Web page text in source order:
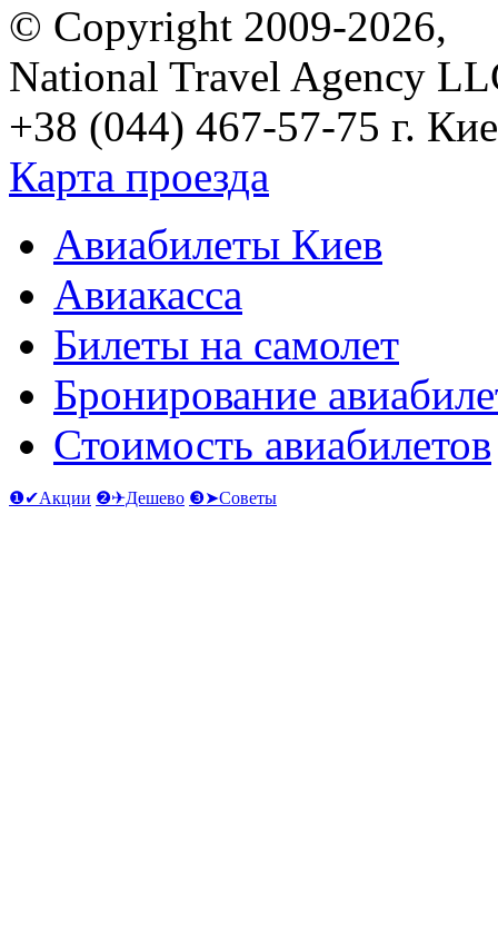
© Copyright 2009-2026,
National Travel Agency
+38 (044) 467-57-75 г.
Карта проезда
Авиабилеты Киев
Авиакасса
Билеты на самолет
Бронирование
Стоимость авиабилетов
❶✔Акции ❷✈Дешево ❸➤Советы